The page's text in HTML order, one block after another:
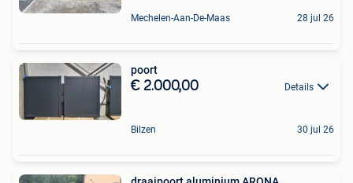
Mechelen-Aan-De-Maas 28 jul 26
poort
€ 2.000,00 Details
Bilzen 30 jul 26